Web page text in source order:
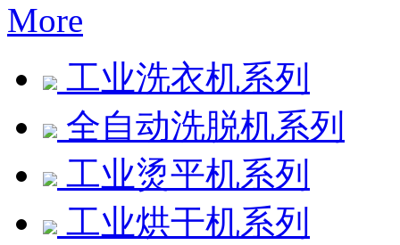
More
工业洗衣机系列
全自动洗脱机系列
工业烫平机系列
工业烘干机系列